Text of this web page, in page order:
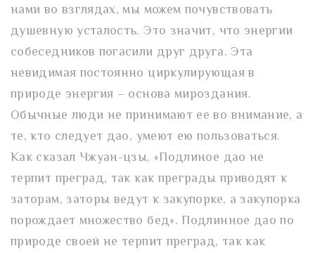
нами во взглядах, мы можем почувствовать
душевную усталость. Это значит, что энергии
собеседников погасили друг друга. Эта
невидимая постоянно циркулирующая в
природе энергия – основа мироздания.
Обычные люди не принимают ее во внимание, а
те, кто следует дао, умеют ею пользоваться.
Как сказал Чжуан-цзы, «Подлиное дао не
терпит преград, так как преграды приводят к
заторам, заторы ведут к закупорке, а закупорка
порождает множество бед». Подлинное дао по
природе своей не терпит преград, так как